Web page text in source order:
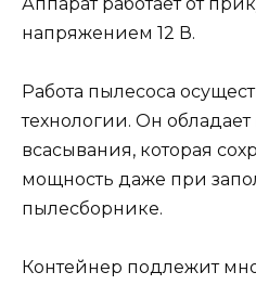
напряжением 12 В.
Работа пылесоса
технологии. Он
всасывания, которая
мощность даже при
пылесборнике.
Контейнер подлежит